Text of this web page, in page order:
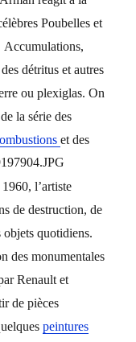
Poubelles et
Accumulations,
détritus et autres
ou plexiglas. On
la série des
et des
l’artiste
de destruction, de
quotidiens.
des monumentales
Renault et
de pièces
peintures